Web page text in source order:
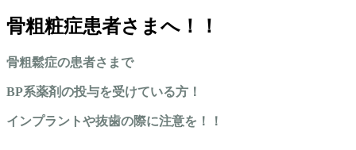
骨粗粧症患者さまへ！！
骨粗鬆症の患者さまで
BP系薬剤の投与を受けている方！
インプラントや抜歯の際に注意を！！